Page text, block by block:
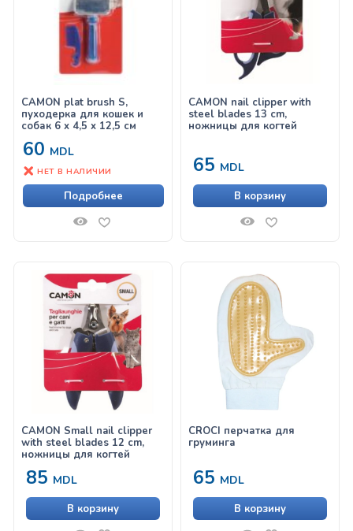
CAMON plat brush S,
пуходерка для кошек и
собак 6 x 4,5 x 12,5 см
60 MDL
НЕТ В НАЛИЧИИ
Подробнее
CAMON nail clipper with
steel blades 13 cm,
ножницы для когтей
65 MDL
В корзину
CAMON Small nail clipper
with steel blades 12 cm,
ножницы для когтей
85 MDL
В корзину
CROCI ‎перчатка для
груминга
65 MDL
В корзину